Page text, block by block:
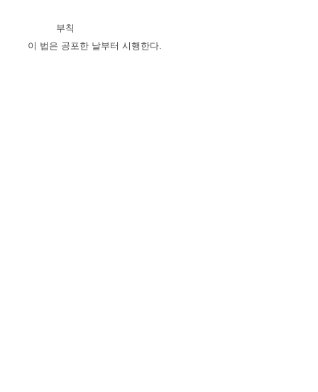
부칙
이 법은 공포한 날부터 시행한다.